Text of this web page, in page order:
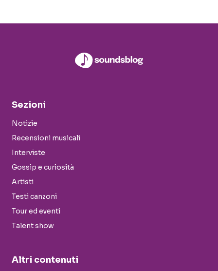
Sezioni
Notizie
Recensioni musicali
Interviste
Gossip e curiosità
Artisti
Testi canzoni
Tour ed eventi
Talent show
Altri contenuti